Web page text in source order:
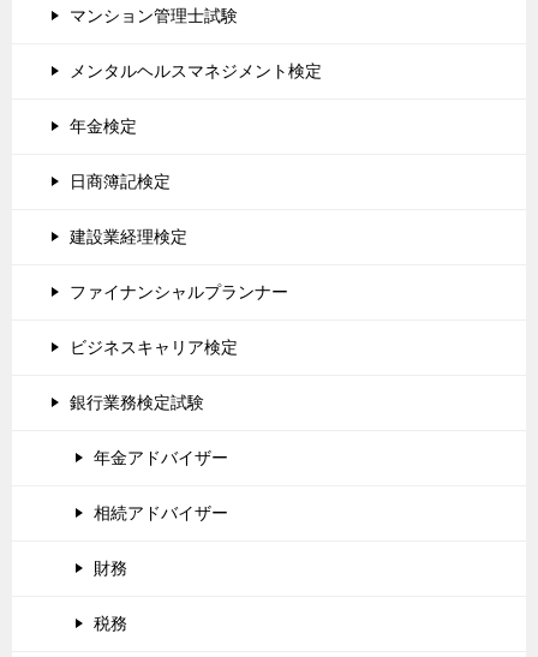
マンション管理士試験
メンタルヘルスマネジメント検定
年金検定
日商簿記検定
建設業経理検定
ファイナンシャルプランナー
ビジネスキャリア検定
銀行業務検定試験
年金アドバイザー
相続アドバイザー
財務
税務